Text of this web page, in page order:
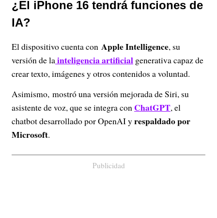
¿El iPhone 16 tendrá funciones de
IA?
El dispositivo cuenta con Apple Intelligence, su
versión de lainteligencia artificial generativa capaz de
crear texto, imágenes y otros contenidos a voluntad.
Asimismo, mostró una versión mejorada de Siri, su
asistente de voz, que se integra con ChatGPT, el
chatbot desarrollado por OpenAI yrespaldado por
Microsoft.
Publicidad